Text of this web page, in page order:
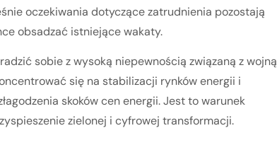
oczekiwania dotyczące zatrudnienia pozostają
obsadzać istniejące wakaty.
sobie z wysoką niepewnością związaną z wojną
się na stabilizacji rynków energii i
skoków cen energii. Jest to warunek
zielonej i cyfrowej transformacji.